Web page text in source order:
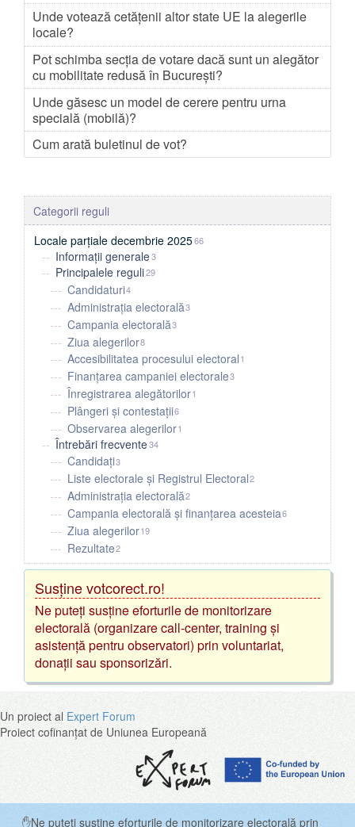
Unde votează cetățenii altor state UE la alegerile
locale?
Pot schimba secția de votare dacă sunt un alegător
cu mobilitate redusă în București?
Unde găsesc un model de cerere pentru urna
specială (mobilă)?
Cum arată buletinul de vot?
Locale parțiale decembrie 202566
Informații generale3
Principalele reguli29
Candidaturi4
Administrația electorală3
Campania electorală3
Ziua alegerilor8
Accesibilitatea procesului electoral1
Finanțarea campaniei electorale3
Înregistrarea alegătorilor1
Plângeri și contestații6
Observarea alegerilor1
Întrebări frecvente34
Candidați3
Liste electorale și Registrul Electoral2
Administrația electorală2
Campania electorală și finanțarea acesteia6
Ziua alegerilor19
Rezultate2
Susține votcorect.ro!
Ne puteți susține eforturile de monitorizare
electorală (organizare call-center, training și
asistență pentru observatori) prin voluntariat,
donații sau sponsorizări.
Un proiect al Expert Forum
Proiect cofinanțat de Uniunea Europeană
✋Ne puteți susține eforturile de monitorizare electorală prin